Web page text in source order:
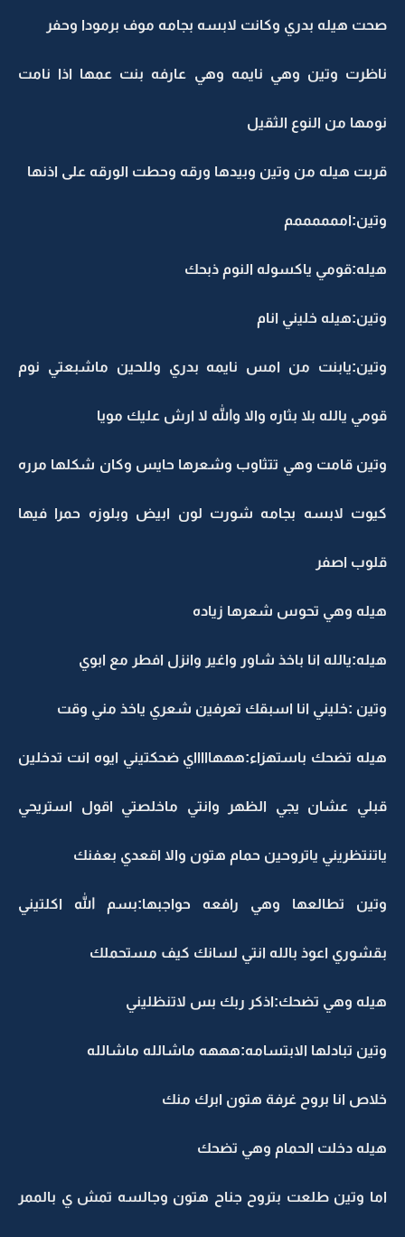
صحت هيله بدري وكانت لابسه بجامه موف برمودا وحفر
ناظرت وتين وهي نايمه وهي عارفه بنت عمها اذا نامت
نومها من النوع الثقيل
قربت هيله من وتين وبيدها ورقه وحطت الورقه على اذنها
وتين:اممممممم
هيله:قومي ياكسوله النوم ذبحك
وتين:هيله خليني انام
وتين:يابنت من امس نايمه بدري وللحين ماشبعتي نوم
قومي يالله بلا بثاره والا والله لا ارش عليك مويا
وتين قامت وهي تتثاوب وشعرها حايس وكان شكلها مرره
كيوت لابسه بجامه شورت لون ابيض وبلوزه حمرا فيها
قلوب اصفر
هيله وهي تحوس شعرها زياده
هيله:يالله انا باخذ شاور واغير وانزل افطر مع ابوي
وتين :خليني انا اسبقك تعرفين شعري ياخذ مني وقت
هيله تضحك باستهزاء:هههاااااي ضحكتيني ايوه انت تدخلين
قبلي عشان يجي الظهر وانتي ماخلصتي اقول استريحي
ياتنتظريني ياتروحين حمام هتون والا اقعدي بعفنك
وتين تطالعها وهي رافعه حواجبها:بسم الله اكلتيني
بقشوري اعوذ بالله انتي لسانك كيف مستحملك
هيله وهي تضحك:اذكر ربك بس لاتنظليني
وتين تبادلها الابتسامه:هههه ماشالله ماشالله
خلاص انا بروح غرفة هتون ابرك منك
هيله دخلت الحمام وهي تضحك
اما وتين طلعت بتروح جناح هتون وجالسه تمش ي بالممر